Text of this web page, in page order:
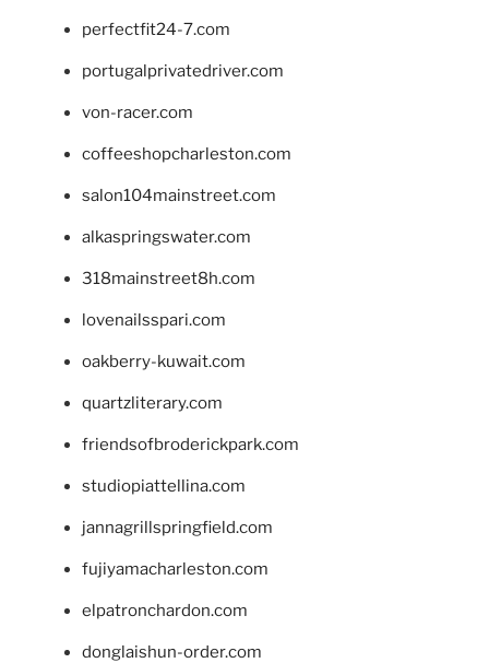
perfectfit24-7.com
portugalprivatedriver.com
von-racer.com
coffeeshopcharleston.com
salon104mainstreet.com
alkaspringswater.com
318mainstreet8h.com
lovenailsspari.com
oakberry-kuwait.com
quartzliterary.com
friendsofbroderickpark.com
studiopiattellina.com
jannagrillspringfield.com
fujiyamacharleston.com
elpatronchardon.com
donglaishun-order.com